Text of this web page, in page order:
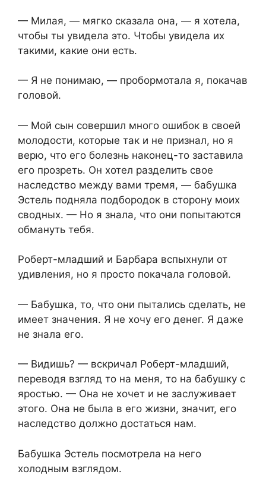
— Милая, — мягко сказала она, — я хотела,
чтобы ты увидела это. Чтобы увидела их
такими, какие они есть.
— Я не понимаю, — пробормотала я, покачав
головой.
— Мой сын совершил много ошибок в своей
молодости, которые так и не признал, но я
верю, что его болезнь наконец-то заставила
его прозреть. Он хотел разделить свое
наследство между вами тремя, — бабушка
Эстель подняла подбородок в сторону моих
сводных. — Но я знала, что они попытаются
обмануть тебя.
Роберт-младший и Барбара вспыхнули от
удивления, но я просто покачала головой.
— Бабушка, то, что они пытались сделать, не
имеет значения. Я не хочу его денег. Я даже
не знала его.
— Видишь? — вскричал Роберт-младший,
переводя взгляд то на меня, то на бабушку с
яростью. — Она не хочет и не заслуживает
этого. Она не была в его жизни, значит, его
наследство должно достаться нам.
Бабушка Эстель посмотрела на него
холодным взглядом.